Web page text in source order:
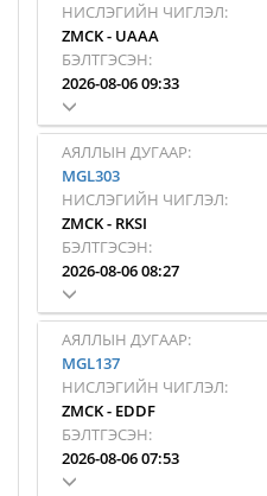
НИСЛЭГИЙН ЧИГЛЭЛ:
ZMCK- UAAA
БЭЛТГЭСЭН:
2026-08-06 09:33
АЯЛЛЫН ДУГААР:
MGL303
НИСЛЭГИЙН ЧИГЛЭЛ:
ZMCK- RKSI
БЭЛТГЭСЭН:
2026-08-06 08:27
АЯЛЛЫН ДУГААР:
MGL137
НИСЛЭГИЙН ЧИГЛЭЛ:
ZMCK- EDDF
БЭЛТГЭСЭН:
2026-08-06 07:53